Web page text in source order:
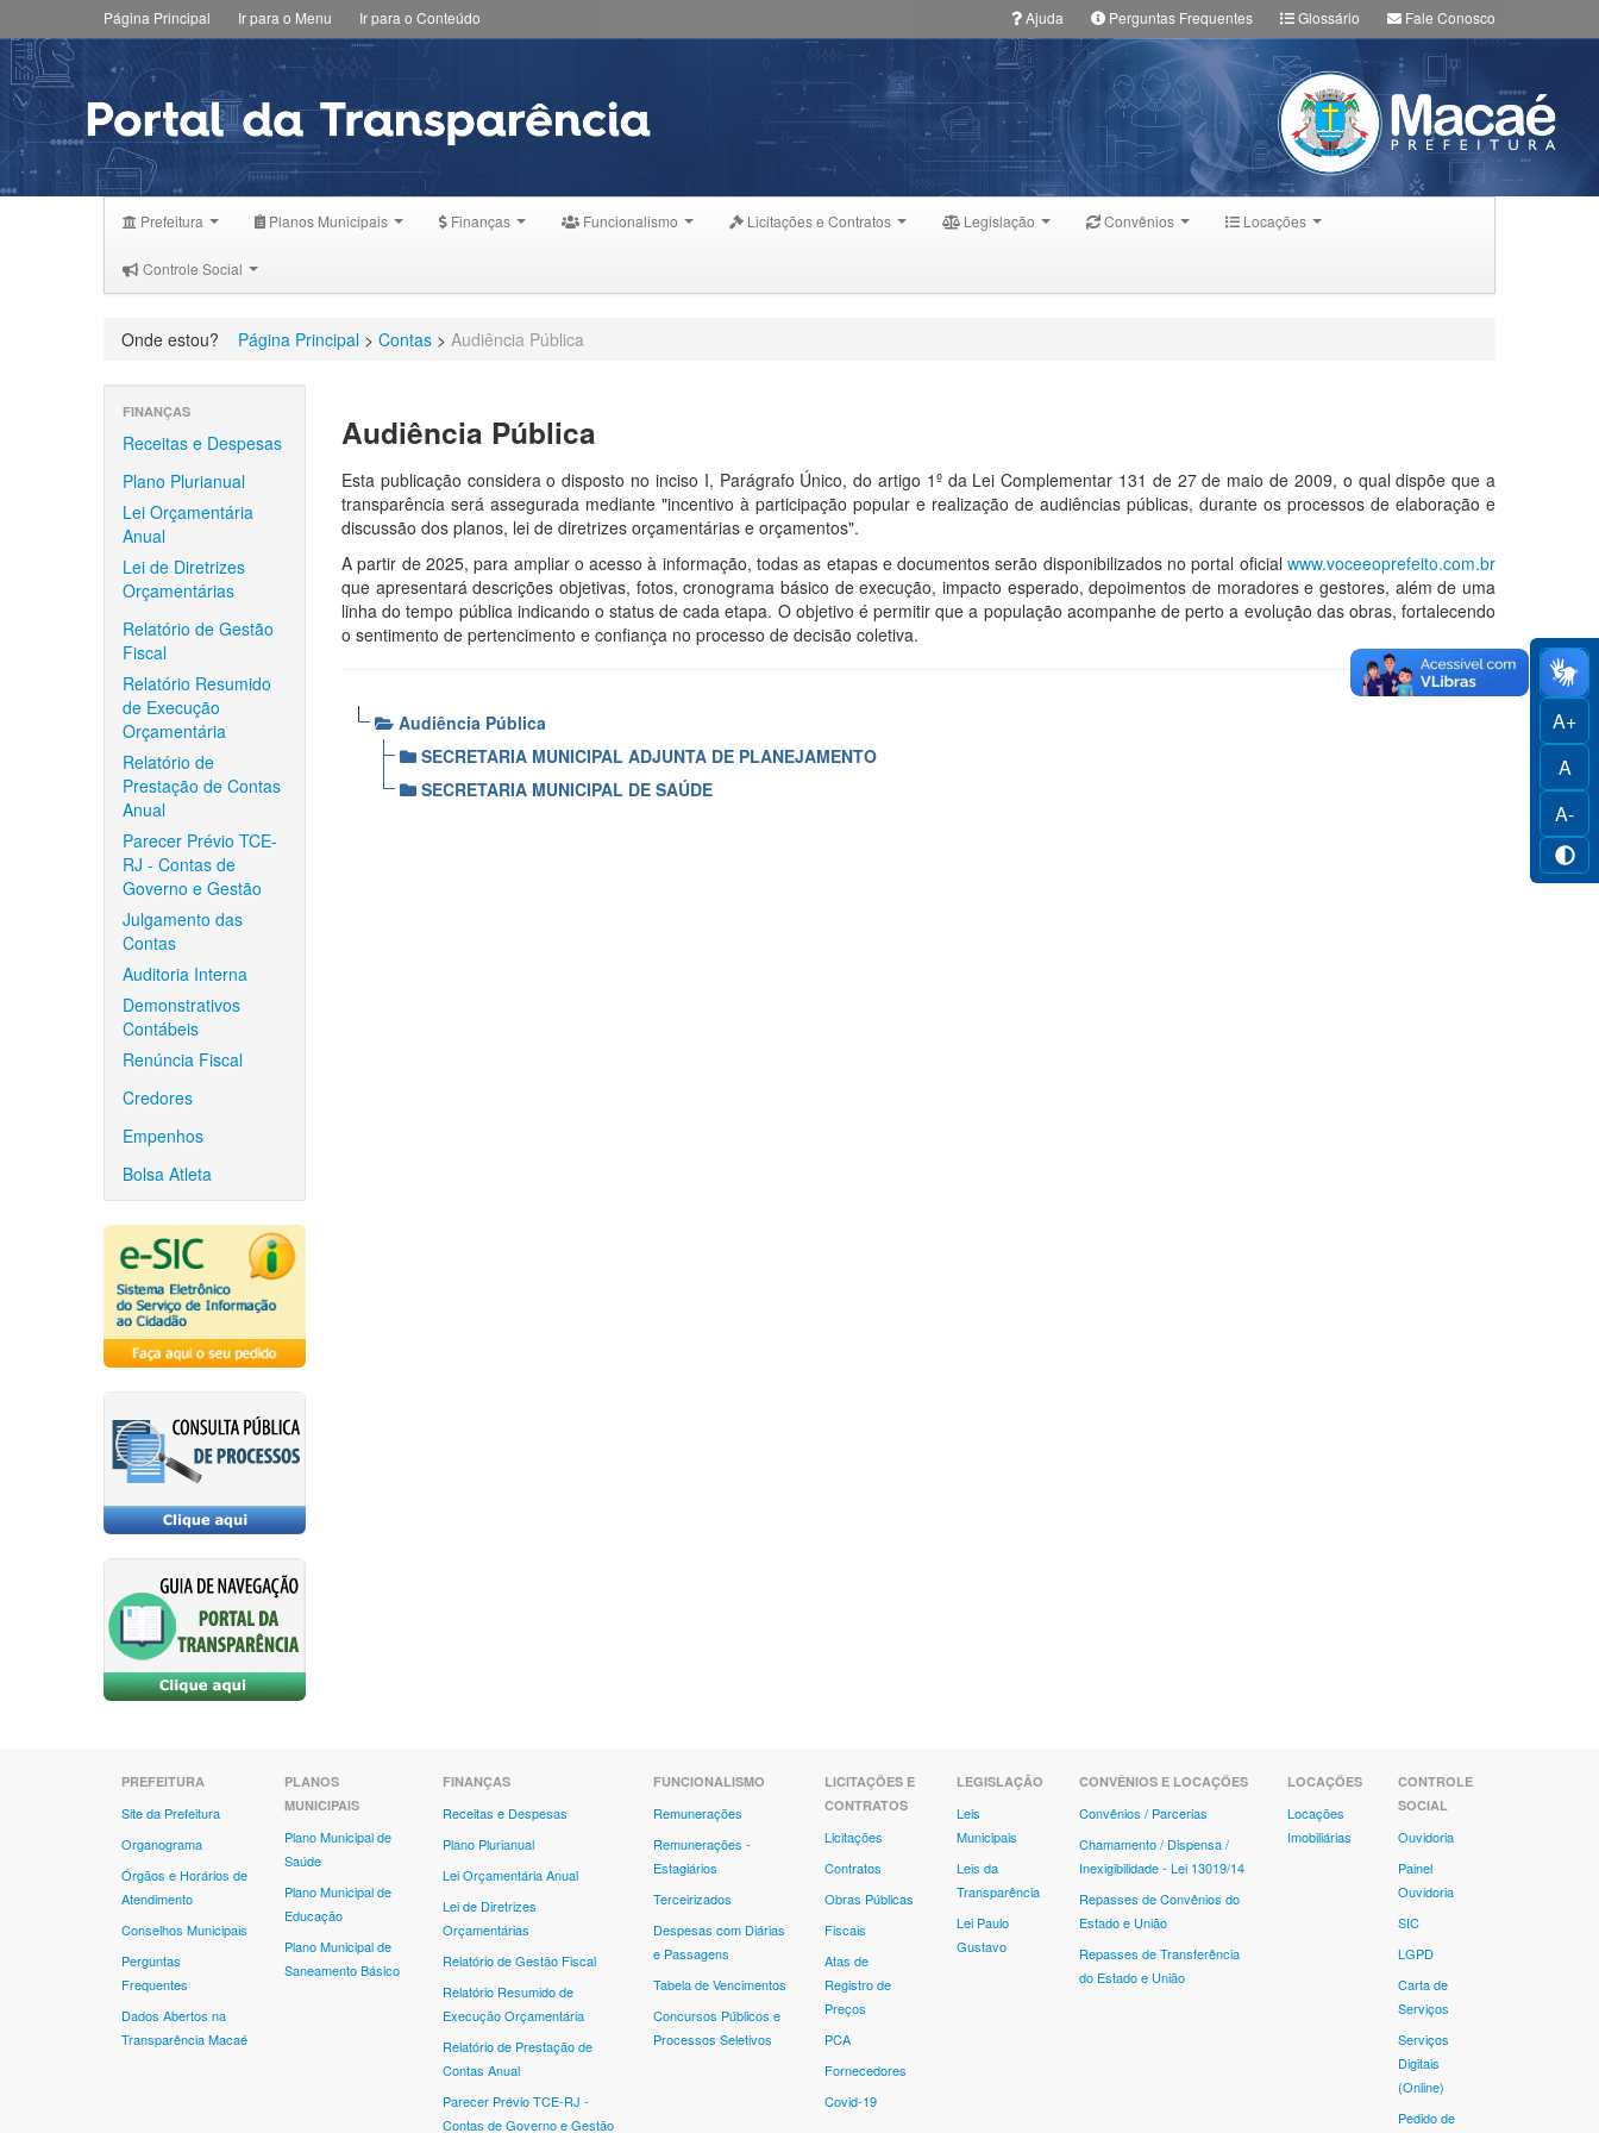
A+
A
A-
Página Principal Ir para o Menu Ir para o Conteúdo Ajuda Perguntas Frequentes Glossário Fale Conosco
Prefeitura Planos Municipais Finanças Funcionalismo Licitações e Contratos Legislação Convênios Locações
Controle Social
Onde estou? Página Principal > Contas > Audiência Pública
FINANÇAS
Receitas e Despesas
Plano Plurianual
Lei Orçamentária
Anual
Lei de Diretrizes
Orçamentárias
Relatório de Gestão
Fiscal
Relatório Resumido
de Execução
Orçamentária
Relatório de
Prestação de Contas
Anual
Parecer Prévio TCE-
RJ - Contas de
Governo e Gestão
Julgamento das
Contas
Auditoria Interna
Demonstrativos
Contábeis
Renúncia Fiscal
Credores
Empenhos
Bolsa Atleta
Audiência Pública
Esta publicação considera o disposto no inciso I, Parágrafo Único, do artigo 1º da Lei Complementar 131 de 27 de maio de 2009, o qual dispõe que a
transparência será assegurada mediante "incentivo à participação popular e realização de audiências públicas, durante os processos de elaboração e
discussão dos planos, lei de diretrizes orçamentárias e orçamentos".
A partir de 2025, para ampliar o acesso à informação, todas as etapas e documentos serão disponibilizados no portal oficial www.voceeoprefeito.com.br
que apresentará descrições objetivas, fotos, cronograma básico de execução, impacto esperado, depoimentos de moradores e gestores, além de uma
linha do tempo pública indicando o status de cada etapa. O objetivo é permitir que a população acompanhe de perto a evolução das obras, fortalecendo
o sentimento de pertencimento e confiança no processo de decisão coletiva.
Audiência Pública
SECRETARIA MUNICIPAL ADJUNTA DE PLANEJAMENTO
SECRETARIA MUNICIPAL DE SAÚDE
PREFEITURA
Site da Prefeitura
Organograma
Órgãos e Horários de
Atendimento
Conselhos Municipais
Perguntas
Frequentes
Dados Abertos na
Transparência Macaé
PLANOS
MUNICIPAIS
Plano Municipal de
Saúde
Plano Municipal de
Educação
Plano Municipal de
Saneamento Básico
FINANÇAS
Receitas e Despesas
Plano Plurianual
Lei Orçamentária Anual
Lei de Diretrizes
Orçamentárias
Relatório de Gestão Fiscal
Relatório Resumido de
Execução Orçamentária
Relatório de Prestação de
Contas Anual
Parecer Prévio TCE-RJ -
Contas de Governo e Gestão
FUNCIONALISMO
Remunerações
Remunerações -
Estagiários
Terceirizados
Despesas com Diárias
e Passagens
Tabela de Vencimentos
Concursos Públicos e
Processos Seletivos
LICITAÇÕES E
CONTRATOS
Licitações
Contratos
Obras Públicas
Fiscais
Atas de
Registro de
Preços
PCA
Fornecedores
Covid-19
LEGISLAÇÃO
Leis
Municipais
Leis da
Transparência
Lei Paulo
Gustavo
CONVÊNIOS E LOCAÇÕES
Convênios / Parcerias
Chamamento / Dispensa /
Inexigibilidade - Lei 13019/14
Repasses de Convênios do
Estado e União
Repasses de Transferência
do Estado e União
LOCAÇÕES
Locações
Imobiliárias
CONTROLE
SOCIAL
Ouvidoria
Painel
Ouvidoria
SIC
LGPD
Carta de
Serviços
Serviços
Digitais
(Online)
Pedido de